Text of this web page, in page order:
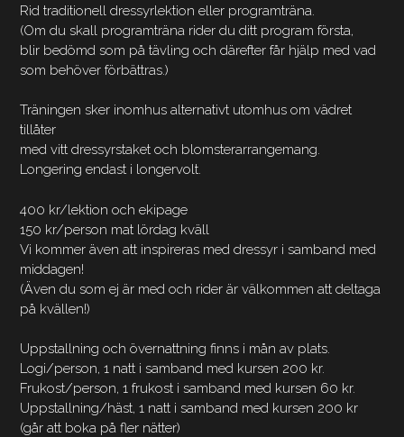
Rid traditionell dressyrlektion eller programträna.
(Om du skall programträna rider du ditt program första,
blir bedömd som på tävling och därefter får hjälp med vad
som behöver förbättras.)
Träningen sker inomhus alternativt utomhus om vädret
tillåter
med vitt dressyrstaket och blomsterarrangemang.
Longering endast i longervolt.
400 kr/lektion och ekipage
150 kr/person mat lördag kväll
Vi kommer även att inspireras med dressyr i samband med
middagen!
(Även du som ej är med och rider är välkommen att deltaga
på kvällen!)
Uppstallning och övernattning finns i mån av plats.
Logi/person, 1 natt i samband med kursen 200 kr.
Frukost/person, 1 frukost i samband med kursen 60 kr.
Uppstallning/häst, 1 natt i samband med kursen 200 kr
(går att boka på fler nätter)